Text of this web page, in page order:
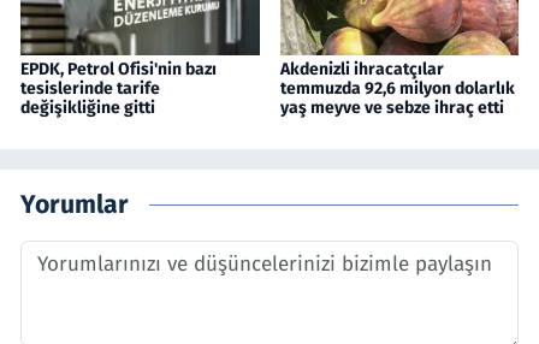
EPDK, Petrol Ofisi'nin bazı
tesislerinde tarife
değişikliğine gitti
Akdenizli ihracatçılar
temmuzda 92,6 milyon dolarlık
yaş meyve ve sebze ihraç etti
Yorumlar